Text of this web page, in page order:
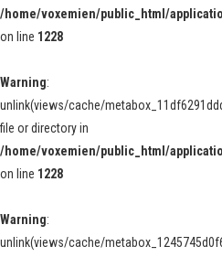
/home/voxemien/public_html/
on line 1228
Warning:
unlink(views/cache/
file or directory in
/home/voxemien/public_html/
on line 1228
Warning:
unlink(views/cache/